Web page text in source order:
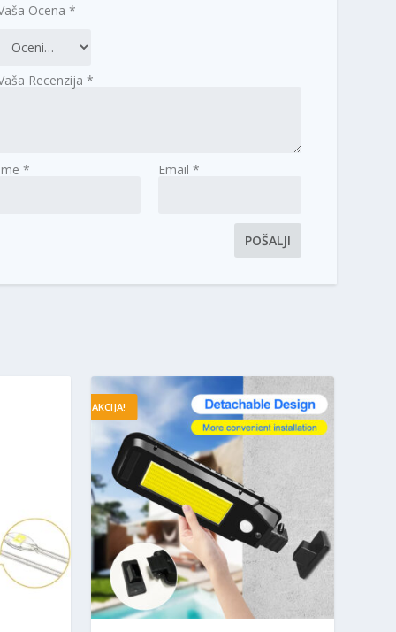
Ocena*
Recenzija*
* Email*
AKCIJA!